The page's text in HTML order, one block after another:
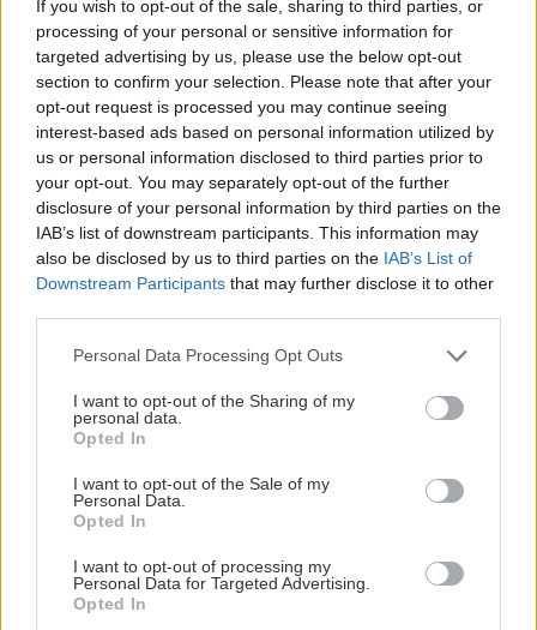
If you wish to opt-out of the sale, sharing to third parties, or
processing of your personal or sensitive information for
targeted advertising by us, please use the below opt-out
section to confirm your selection. Please note that after your
opt-out request is processed you may continue seeing
interest-based ads based on personal information utilized by
us or personal information disclosed to third parties prior to
your opt-out. You may separately opt-out of the further
disclosure of your personal information by third parties on the
IAB’s list of downstream participants. This information may
also be disclosed by us to third parties on the IAB’s List of
Downstream Participants that may further disclose it to other
Personal Data Processing Opt Outs
I want to opt-out of the Sharing of my
personal data.
Opted In
I want to opt-out of the Sale of my
Personal Data.
Opted In
I want to opt-out of processing my
Personal Data for Targeted Advertising.
Opted In
Jaro 25. júla 2016
Ferrata na Martinské hole – prvá a stále
jedinečná
Jaro 29. mája 2017